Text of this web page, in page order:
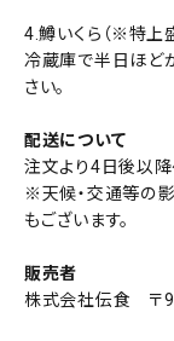
4.鱒いくら（※特上
冷蔵庫で半日ほど
さい。
配送について
注文より4日後以降
※天候・交通等の
もございます。
販売者
株式会社伝食 〒